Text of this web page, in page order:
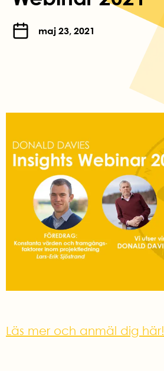
maj 23, 2021
Läs mer och anmäl dig här!